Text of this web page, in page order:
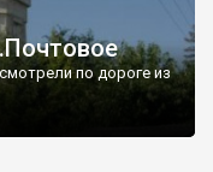
по дороге из